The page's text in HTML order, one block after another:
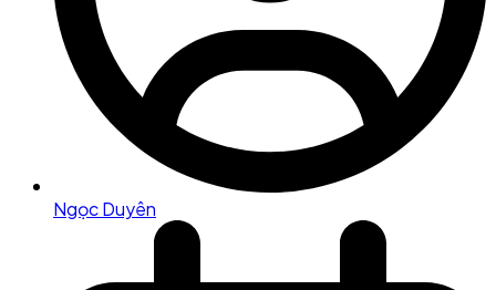
Ngọc Duyên